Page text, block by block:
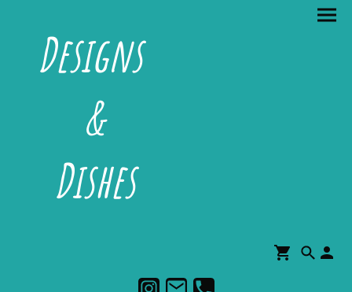
Designs
&
Dishes